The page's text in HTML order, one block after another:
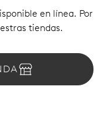
en línea. Por
tiendas.